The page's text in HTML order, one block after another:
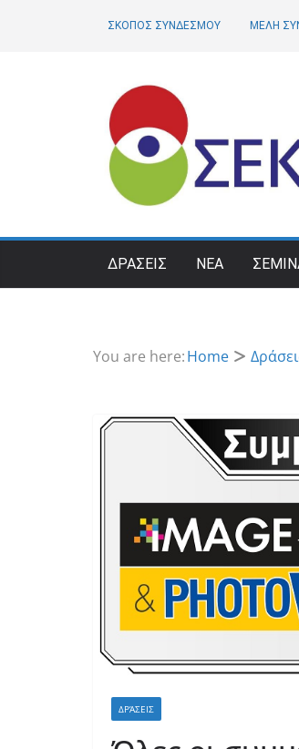
ΣΚΟΠΟΣ ΣΥΝΔΕΣΜΟΥ ΜΕΛΗ
ΔΡΑΣΕΙΣ ΝΕΑ
You are here:Home
ΔΡΆΣΕΙΣ